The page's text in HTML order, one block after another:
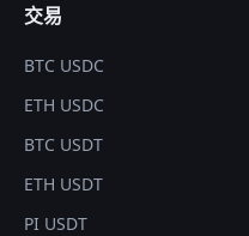
交易
BTC USDC
ETH USDC
BTC USDT
ETH USDT
PI USDT